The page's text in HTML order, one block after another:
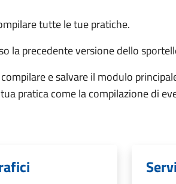
tutte le tue pratiche.
la precedente versione dello
e salvare il modulo
pratica come la compilazione di